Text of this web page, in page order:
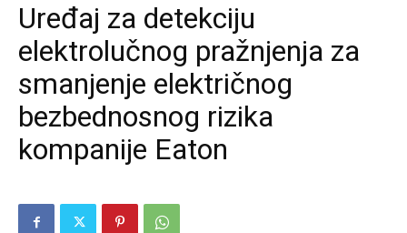
Uređaj za detekciju
elektrolučnog pražnjenja za
smanjenje električnog
bezbednosnog rizika
kompanije Eaton